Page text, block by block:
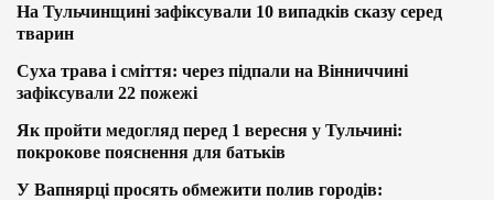
На Тульчинщині зафіксували 10 випадків сказу серед
тварин
Суха трава і сміття: через підпали на Вінниччині
зафіксували 22 пожежі
Як пройти медогляд перед 1 вересня у Тульчині:
покрокове пояснення для батьків
У Вапнярці просять обмежити полив городів: